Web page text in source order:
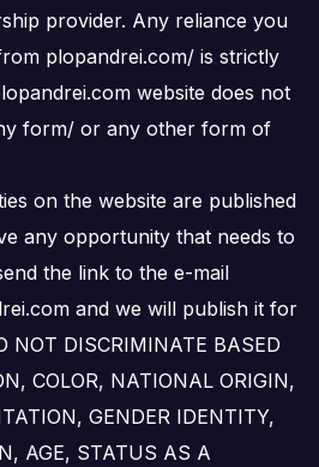
provider. Any reliance you
plopandrei.com/ is strictly
website does not
form/ or any other form of
on the website are published
any opportunity that needs to
the link to the e-mail
and we will publish it for
NOT DISCRIMINATE BASED
COLOR, NATIONAL ORIGIN,
GENDER IDENTITY,
AGE, STATUS AS A